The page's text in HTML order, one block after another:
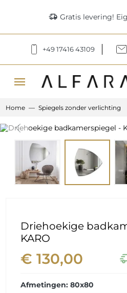
delivery_truck_speed Gratis levering!
+49 17416 43109
menu
Home Spiegels zonder verlichting
Previous
Driehoekige
KARO
€ 130,00
Afmetingen: 80x80